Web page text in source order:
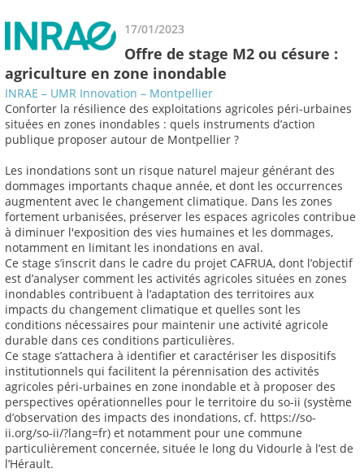
17/01/2023
Offre de stage M2 ou césure :
agriculture en zone inondable
INRAE – UMR Innovation – Montpellier
Conforter la résilience des exploitations agricoles péri-urbaines
situées en zones inondables : quels instruments d’action
publique proposer autour de Montpellier ?
Les inondations sont un risque naturel majeur générant des
dommages importants chaque année, et dont les occurrences
augmentent avec le changement climatique. Dans les zones
fortement urbanisées, préserver les espaces agricoles contribue
à diminuer l'exposition des vies humaines et les dommages,
notamment en limitant les inondations en aval.
Ce stage s’inscrit dans le cadre du projet CAFRUA, dont l’objectif
est d’analyser comment les activités agricoles situées en zones
inondables contribuent à l’adaptation des territoires aux
impacts du changement climatique et quelles sont les
conditions nécessaires pour maintenir une activité agricole
durable dans ces conditions particulières.
Ce stage s’attachera à identifier et caractériser les dispositifs
institutionnels qui facilitent la pérennisation des activités
agricoles péri-urbaines en zone inondable et à proposer des
perspectives opérationnelles pour le territoire du so-ii (système
d’observation des impacts des inondations, cf. https://so-
ii.org/so-ii/?lang=fr) et notamment pour une commune
particulièrement concernée, située le long du Vidourle à l’est de
l’Hérault.